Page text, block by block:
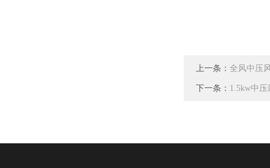
上一条： 全风中压
下一条： 1.5kw中